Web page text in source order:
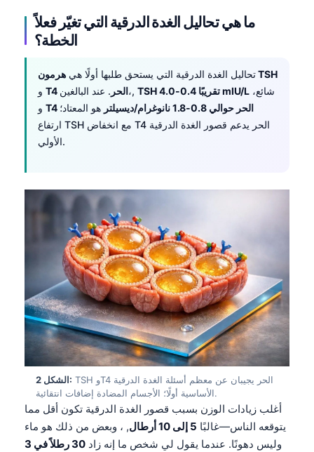
ما هي تحاليل الغدة الدرقية التي تغيّر فعلاً
الخطة؟
تحاليل الغدة الدرقية التي يستحق طلبها أولًا هيهرمون TSH
T4 الحر. عند البالغين،, TSH تقريبًا 0.4-4.0 mIU/L
T4 الحر حوالي 0.8-1.8 نانوغرام/ديسيلتر
هو المعتاد؛
ارتفاع TSH مع انخفاض T4 الحر يدعم قصور الغدة الدرقية
الأولي.
الشكل 2: TSH وT4 الحر يجيبان عن معظم أسئلة الغدة الدرقية
الأساسية أولًا؛ الأجسام المضادة إضافات انتقائية.
أغلب زيادات الوزن بسبب قصور الغدة الدرقية تكون أقل مما
يتوقعه الناس—غالبًا 5 إلى 10 أرطال
, ، وبعض من ذلك هو ماء
وليس دهونًا. عندما يقول لي شخص ما إنه زاد
30 رطلاً في 3